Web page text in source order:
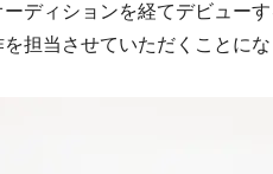
ディションを経てデビュー
担当させていただくことにな